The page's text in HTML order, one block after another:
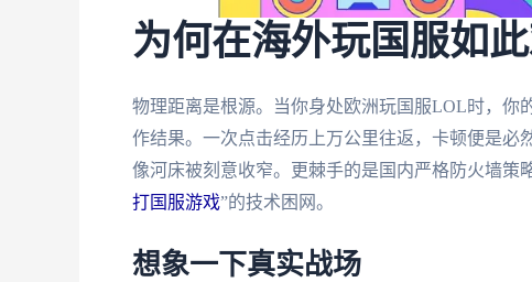
为何在海外玩国服如此
物理距离是根源。当你身处欧洲玩国服LOL时，你
作结果。一次点击经历上万公里往返，卡顿便是必
像河床被刻意收窄。更棘手的是国内严格防火墙策
打国服游戏”的技术困网。
想象一下真实战场